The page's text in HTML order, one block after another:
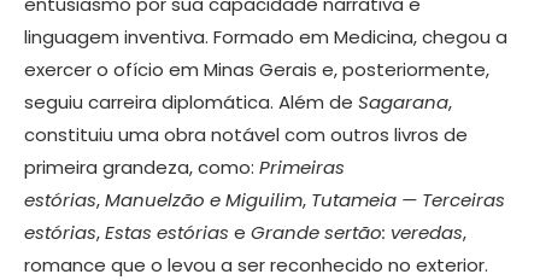
linguagem inventiva. Formado em Medicina, chegou a
exercer o ofício em Minas Gerais e, posteriormente,
seguiu carreira diplomática. Além de Sagarana,
constituiu uma obra notável com outros livros de
primeira grandeza, como: Primeiras
estórias,Manuelzão e Miguilim, Tutameia — Terceiras
estórias,Estas estórias e Grande sertão: veredas,
romance que o levou a ser reconhecido no exterior.